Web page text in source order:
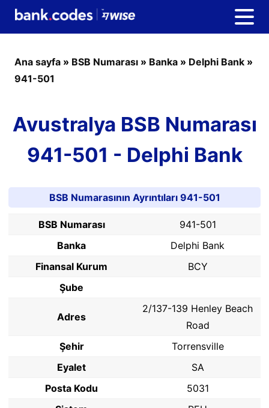
Ana sayfa » BSB Numarası » Banka » Delphi Bank »
941-501
Avustralya BSB Numarası
941-501 - Delphi Bank
BSB Numarasının Ayrıntıları 941-501
BSB Numarası
941-501
Banka
Delphi Bank
Finansal Kurum
BCY
Şube
Adres
2/137-139 Henley Beach
Road
Şehir
Torrensville
Eyalet
SA
Posta Kodu
5031